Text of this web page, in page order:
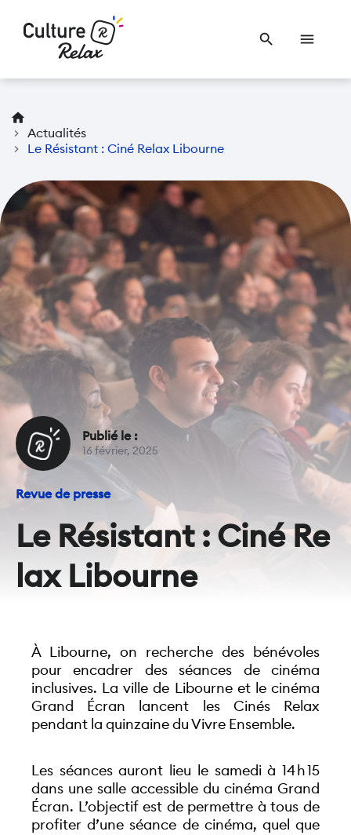
search menu
home
chevron_right
Actualités
chevron_right
Le Résistant : Ciné Relax Libourne
Publié le :
16 février, 2025
Revue de presse
Le Résistant : Ciné Re
lax Libourne
À Libourne, on recherche des bénévoles
pour encadrer des séances de cinéma
inclusives. La ville de Libourne et le cinéma
Grand Écran lancent les Cinés Relax
pendant la quinzaine du Vivre Ensemble.
Les séances auront lieu le samedi à 14 h 15
dans une salle accessible du cinéma Grand
Écran. L’objectif est de permettre à tous de
profiter d’une séance de cinéma, quel que